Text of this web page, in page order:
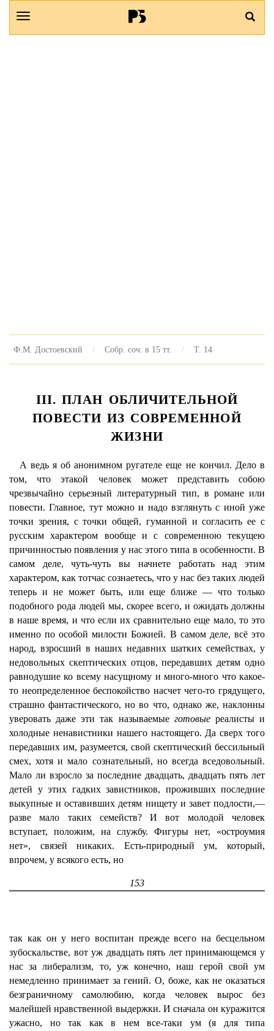
Ф.М. Достоевский Собр. соч. в 15 тт. Т. 14
III. ПЛАН ОБЛИЧИТЕЛЬНОЙ
ПОВЕСТИ ИЗ СОВРЕМЕННОЙ
ЖИЗНИ
А ведь я об анонимном ругателе еще не кончил. Дело в
том, что этакой человек может представить собою
чрезвычайно серьезный литературный тип, в романе или
повести. Главное, тут можно и надо взглянуть с иной уже
точки зрения, с точки общей, гуманной и согласить ее с
русским характером вообще и с современною текущею
причинностью появления у нас этого типа в особенности. В
самом деле, чуть-чуть вы начнете работать над этим
характером, как тотчас сознаетесь, что у нас без таких людей
теперь и не может быть, или еще ближе — что только
подобного рода людей мы, скорее всего, и ожидать должны
в наше время, и что если их сравнительно еще мало, то это
именно по особой милости Божией. В самом деле, всё это
народ, взросший в наших недавних шатких семействах, у
недовольных скептических отцов, передавших детям одно
равнодушие ко всему насущному и много-много что какое-
то неопределенное беспокойство насчет чего-то грядущего,
страшно фантастического, но во что, однако же, наклонны
уверовать даже эти так называемые готовые реалисты и
холодные ненавистники нашего настоящего. Да сверх того
передавших им, разумеется, свой скептический бессильный
смех, хотя и мало сознательный, но всегда вседовольный.
Мало ли взросло за последние двадцать, двадцать пять лет
детей у этих гадких завистников, проживших последние
выкупные и оставивших детям нищету и завет подлости,—
разве мало таких семейств? И вот молодой человек
вступает, положим, на службу. Фигуры нет, «остроумия
нет», связей никаких. Есть-природный ум, который,
впрочем, у всякого есть, но
153
так как он у него воспитан прежде всего на бесцельном
зубоскальстве, вот уж двадцать пять лет принимающемся у
нас за либерализм, то, уж конечно, наш герой свой ум
немедленно принимает за гений. О, боже, как не оказаться
безграничному самолюбию, когда человек вырос без
малейшей нравственной выдержки. И сначала он куражится
ужасно, но так как в нем все-таки ум (я для типа